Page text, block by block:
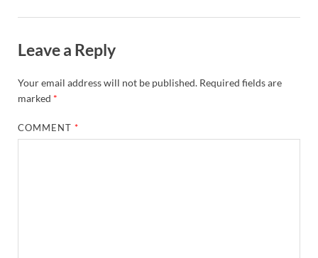
Leave a Reply
Your email address will not be published. Required fields are
marked *
COMMENT*